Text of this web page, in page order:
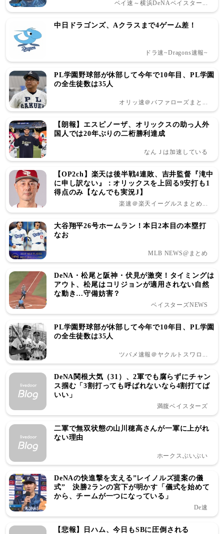
ベイ速～横浜DeNAベイスター...
中日ドラゴンズ、Aクラスまで4ゲーム差！
ドラ速~Dragons速報~
PL学園野球部が休部して今年で10年目、PL学園
の全生徒数は35人
オリッ速＠バファローズまと...
【朗報】エスピノーザ、オリックスの助っ人外
国人では20年ぶりの二桁勝利達成
なんＪは加速している
【OP2ch】楽天は後半戦4連敗、吉井監督『滝中
に申し訳ない』：オリックスを上回る9安打も1
得点のみ【なんでも実況J】
楽速＠楽天イーグルスまとめ...
大谷翔平26号ホームラン！本日2本目の本塁打
なお
MLB NEWS@まとめ
DeNA・松尾と阪神・伏見が激突！タイミングは
アウト、松尾はコリジョンが適用されない自然
な動き…守備妨害？
ベイスターズNEWS
PL学園野球部が休部して今年で10年目、PL学園
の全生徒数は35人
ツバメ速報＠ヤクルトスワロ...
DeNA関根大気（31）、2軍でも腐らずにチャン
ス掴む「3割打っても呼ばれないなら4割打てば
いい」
満腹ベイスターズ
二軍で無双状態の山川穂高さんが一軍に上がれ
ない理由
ホークスぶいぶい
DeNAの快進撃を支える”レイノルズ提案の儀
式” 決勝2ランの宮下が明かす「儀式を始めて
から、チームが一つになっている」
De速
【悲報】日ハム、今日もSBに圧倒される